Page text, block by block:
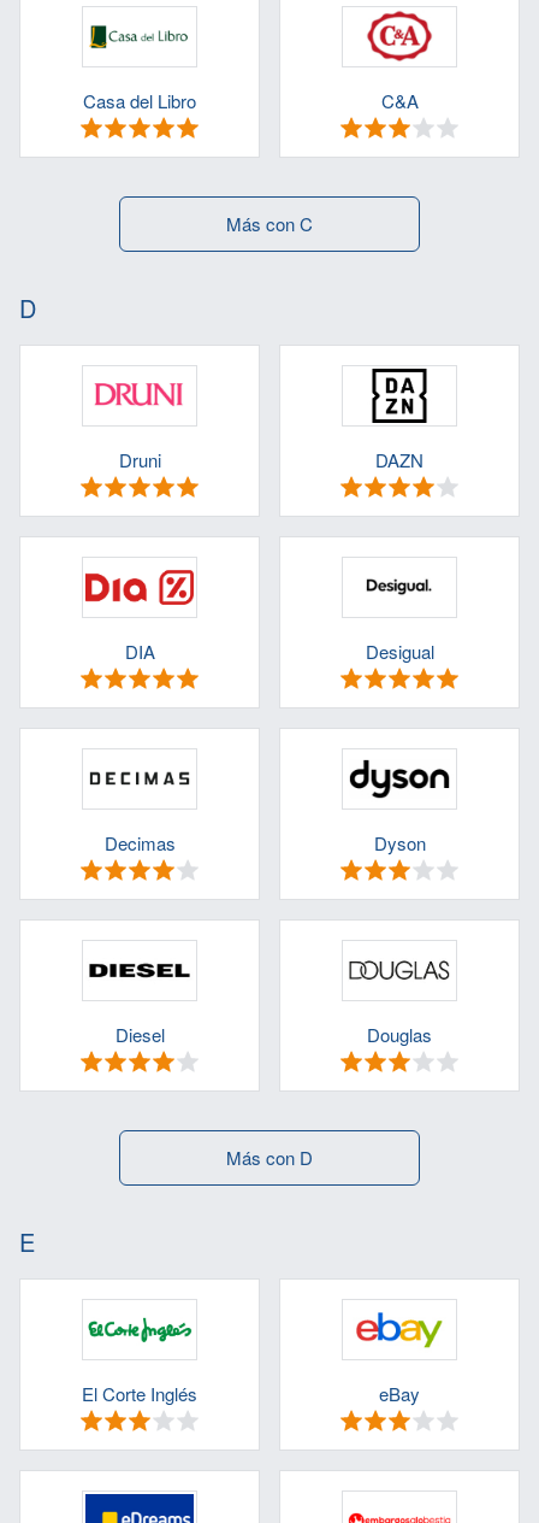
Casa del Libro C&A
Más con C
D
Druni DAZN
DIA Desigual
Decimas Dyson
Diesel Douglas
Más con D
E
El Corte Inglés eBay